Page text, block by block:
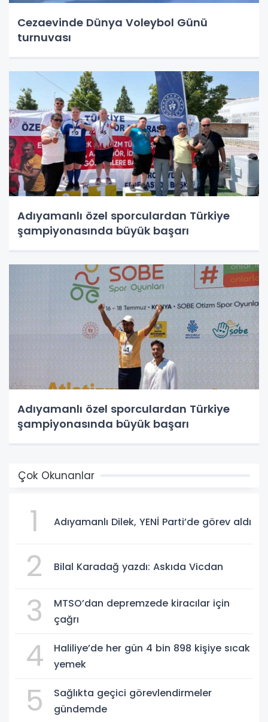
Cezaevinde Dünya Voleybol Günü
turnuvası
Adıyamanlı özel sporculardan Türkiye
şampiyonasında büyük başarı
Adıyamanlı özel sporculardan Türkiye
şampiyonasında büyük başarı
Çok Okunanlar
1 Adıyamanlı Dilek, YENİ Parti’de görev aldı
2 Bilal Karadağ yazdı: Askıda Vicdan
3
MTSO’dan depremzede kiracılar için
çağrı
4
Haliliye’de her gün 4 bin 898 kişiye sıcak
yemek
5
Sağlıkta geçici görevlendirmeler
gündemde